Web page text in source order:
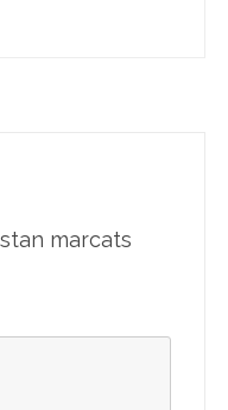
marcats